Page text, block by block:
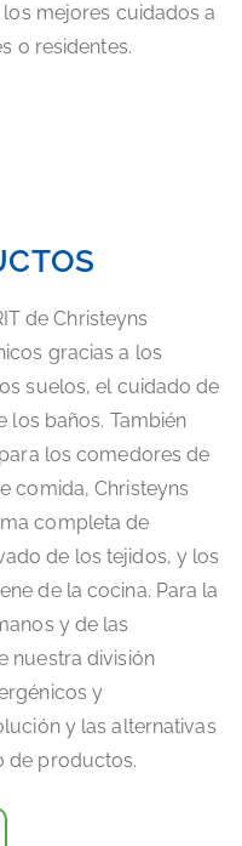
mejores cuidados a
o residentes.
de Christeyns
gracias a los
suelos, el cuidado de
los baños. También
los comedores de
comida, Christeyns
completa de
de los tejidos, y los
de la cocina. Para la
y de las
nuestra división
y
y las alternativas
de productos.